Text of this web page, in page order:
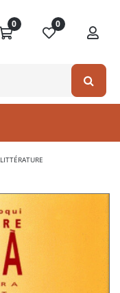
0 0
LITTÉRATURE